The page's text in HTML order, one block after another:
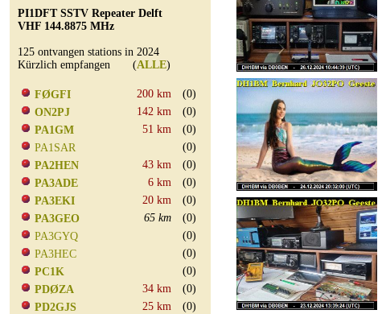
PI1DFT SSTV Repeater Delft
VHF 144.8875 MHz
125 ontvangen stations in 2024
Kürzlich empfangen (ALLE)
FØGFI 200 km
(0)
ON2PJ
142 km
(0)
PA1GM
51 km
(0)
PA1SAR
(0)
PA2HEN
43 km
(0)
PA3ADE
6 km
(0)
PA3EKI
20 km
(0)
PA3GEO
65 km
(0)
PA3GYQ
(0)
PA3HEC
(0)
PC1K
(0)
PDØZA
34 km
(0)
PD2GJS
25 km
(0)